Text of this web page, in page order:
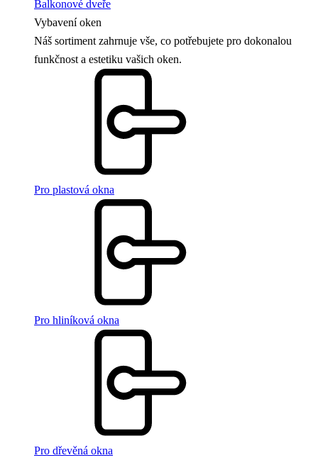
Balkonové dveře
Vybavení oken
Náš sortiment zahrnuje vše, co potřebujete pro dokonalou
funkčnost a estetiku vašich oken.
Pro plastová okna
Pro hliníková okna
Pro dřevěná okna